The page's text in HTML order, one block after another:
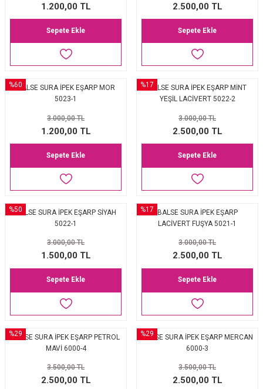
1.200,00 TL
Sepete Ekle
2.500,00 TL
Sepete Ekle
%60BALSE SURA İPEK EŞARP MOR
5023-1
3.000,00 TL
1.200,00 TL
Sepete Ekle
%17BALSE SURA İPEK EŞARP MİNT
YEŞİL LACİVERT 5022-2
3.000,00 TL
2.500,00 TL
Sepete Ekle
%50BALSE SURA İPEK EŞARP SİYAH
5022-1
3.000,00 TL
1.500,00 TL
Sepete Ekle
%17
BALSE SURA İPEK EŞARP
LACİVERT FUŞYA 5021-1
3.000,00 TL
2.500,00 TL
Sepete Ekle
%29
BALSE SURA İPEK EŞARP PETROL
MAVİ 6000-4
3.500,00 TL
2.500,00 TL
%29
BALSE SURA İPEK EŞARP MERCAN
6000-3
3.500,00 TL
2.500,00 TL